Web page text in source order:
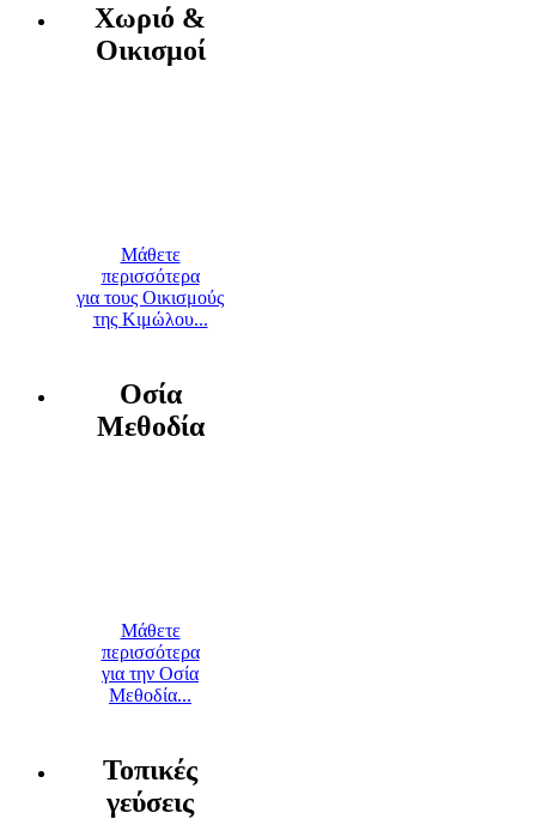
Χωριό &
Οικισμοί
Μάθετε
περισσότερα
για τους Οικισμούς
της Κιμώλου...
Οσία
Μεθοδία
Μάθετε
περισσότερα
για την Οσία
Μεθοδία...
Τοπικές
γεύσεις